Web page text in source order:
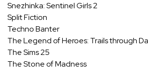
Snezhinka: Sentinel Girls 2
Split Fiction
Techno Banter
The Legend of Heroes: Trails through
The Sims 25
The Stone of Madness